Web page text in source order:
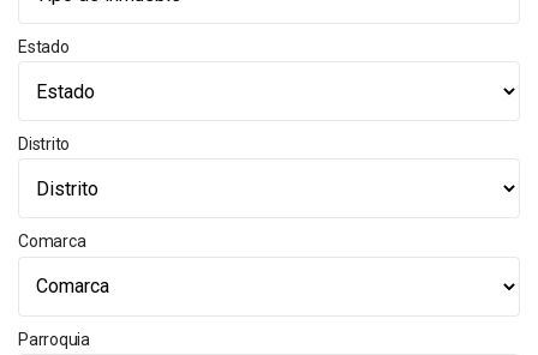
Estado
Distrito
Comarca
Parroquia